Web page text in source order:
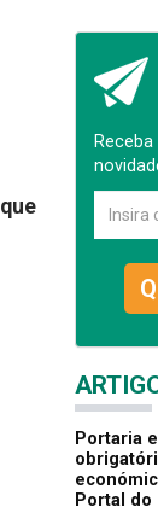
Portaria
Portal do